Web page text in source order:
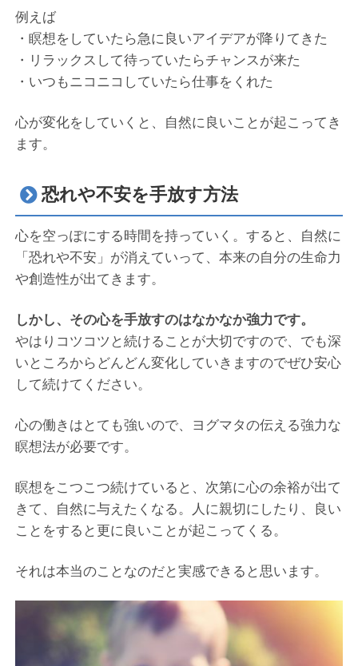
例えば
・瞑想をしていたら急に良いアイデアが降りてきた
・リラックスして待っていたらチャンスが来た
・いつもニコニコしていたら仕事をくれた
心が変化をしていくと、自然に良いことが起こってき
ます。
恐れや不安を手放す方法
心を空っぽにする時間を持っていく。すると、自然に
「恐れや不安」が消えていって、本来の自分の生命力
や創造性が出てきます。
しかし、その心を手放すのはなかなか強力です。
やはりコツコツと続けることが大切ですので、でも深
いところからどんどん変化していきますのでぜひ安心
して続けてください。
心の働きはとても強いので、ヨグマタの伝える強力な
瞑想法が必要です。
瞑想をこつこつ続けていると、次第に心の余裕が出て
きて、自然に与えたくなる。人に親切にしたり、良い
ことをすると更に良いことが起こってくる。
それは本当のことなのだと実感できると思います。